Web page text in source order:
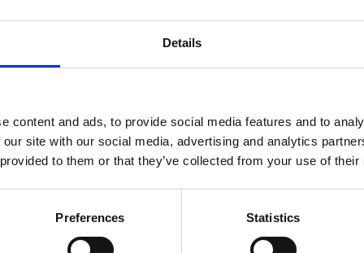
Details
content and ads, to provide social media features and to
site with our social media, advertising and analytics
to them or that they’ve collected from your use of
Preferences Statistics
Black, ID
MH578371
Lägg till i favoriter